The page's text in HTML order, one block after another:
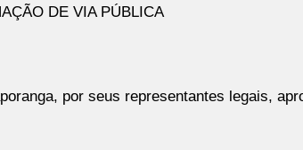
DE VIA PÚBLICA
por seus representantes legais,